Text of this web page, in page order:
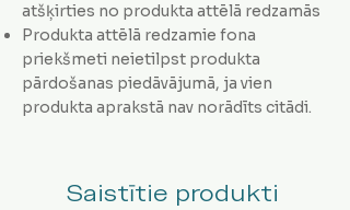
atšķirties no produkta attēlā redzamās
Produkta attēlā redzamie fona
priekšmeti neietilpst produkta
pārdošanas piedāvājumā, ja vien
produkta aprakstā nav norādīts citādi.
Saistītie produkti